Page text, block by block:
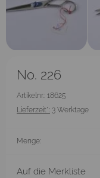
No. 226
Artikelnr.: 18625
Lieferzeit*: 3 Werktage
Menge:
Auf die Merkliste